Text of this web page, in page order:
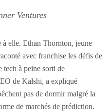
Ventures
à elle. Ethan Thornton, jeune
avec franchise les défis de
tech à peine sorti de
de Kalshi, a expliqué
pas de dormir malgré la
de marchés de prédiction.